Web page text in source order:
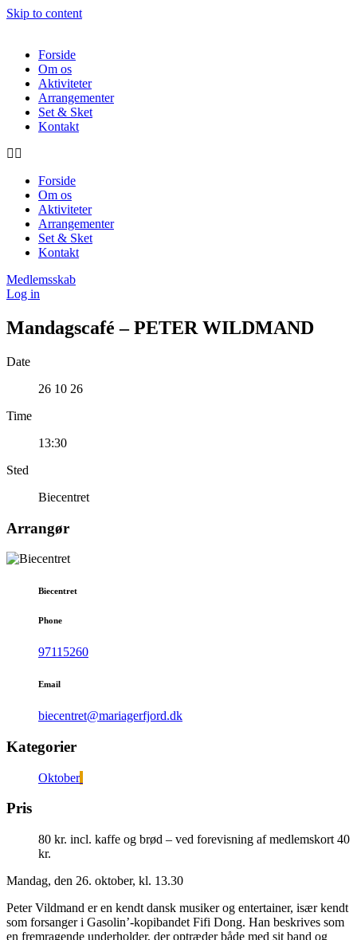
Skip to content
Forside
Om os
Aktiviteter
Arrangementer
Set & Sket
Kontakt
Forside
Om os
Aktiviteter
Arrangementer
Set & Sket
Kontakt
Medlemsskab
Log in
Mandagscafé – PETER WILDMAND
Date
26 10 26
Time
13:30
Sted
Biecentret
Arrangør
Biecentret
Phone
97115260
Email
biecentret@mariagerfjord.dk
Kategorier
Oktober
Pris
80 kr. incl. kaffe og brød – ved forevisning af medlemskort 40
kr.
Mandag, den 26. oktober, kl. 13.30
Peter Vildmand er en kendt dansk musiker og entertainer, især kendt
som forsanger i Gasolin’-kopibandet Fifi Dong. Han beskrives som
en fremragende underholder, der optræder både med sit band og